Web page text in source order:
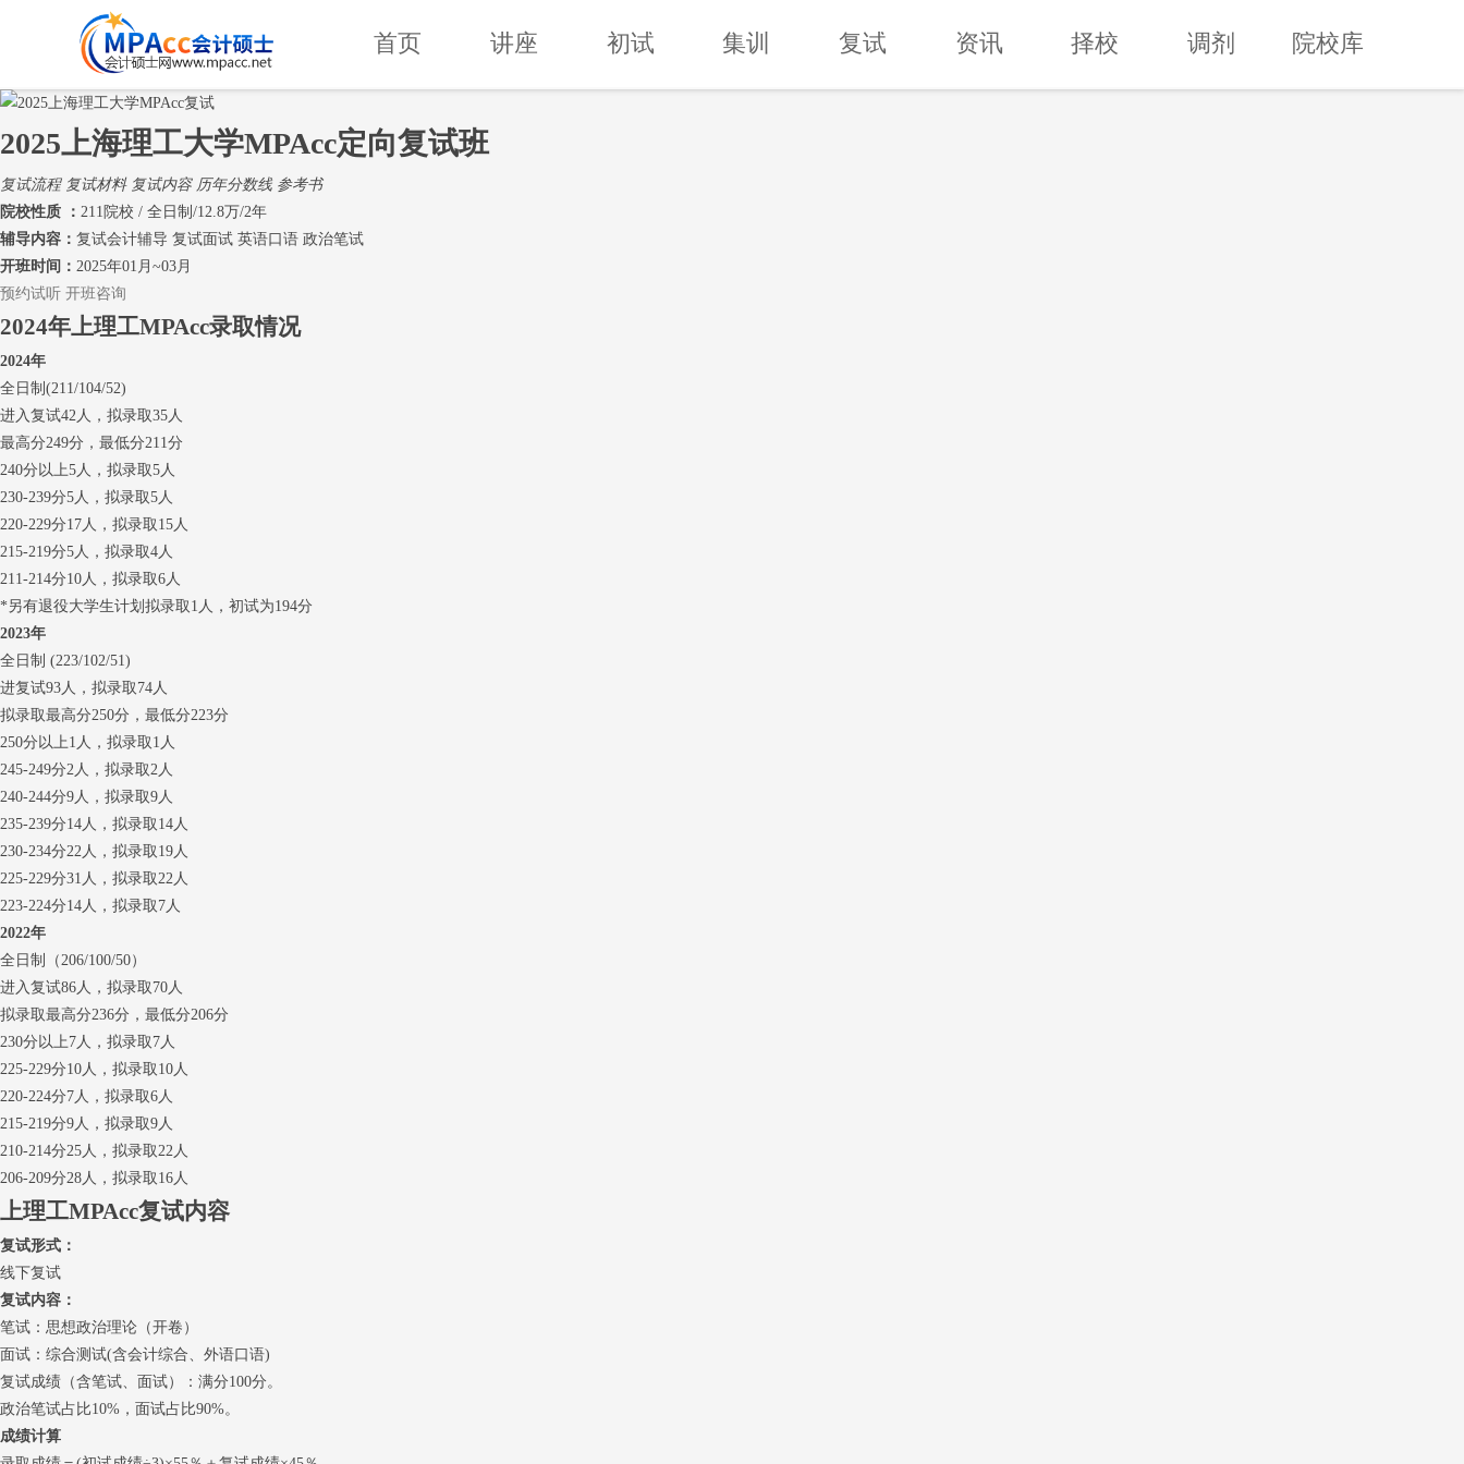
首页 讲座 初试 集训 复试 资讯 择校 调剂 院校库
2025上海理工大学MPAcc定向复试班
复试流程 复试材料 复试内容 历年分数线 参考书
院校性质 ： 211院校 / 全日制/12.8万/2年
辅导内容： 复试会计辅导 复试面试 英语口语 政治笔试
开班时间： 2025年01月~03月
预约试听 开班咨询
2024年上理工MPAcc录取情况
2024年
全日制(211/104/52)
进入复试42人，拟录取35人
最高分249分，最低分211分
240分以上5人，拟录取5人
230-239分5人，拟录取5人
220-229分17人，拟录取15人
215-219分5人，拟录取4人
211-214分10人，拟录取6人
*另有退役大学生计划拟录取1人，初试为194分
2023年
全日制 (223/102/51)
进复试93人，拟录取74人
拟录取最高分250分，最低分223分
250分以上1人，拟录取1人
245-249分2人，拟录取2人
240-244分9人，拟录取9人
235-239分14人，拟录取14人
230-234分22人，拟录取19人
225-229分31人，拟录取22人
223-224分14人，拟录取7人
2022年
全日制（206/100/50）
进入复试86人，拟录取70人
拟录取最高分236分，最低分206分
230分以上7人，拟录取7人
225-229分10人，拟录取10人
220-224分7人，拟录取6人
215-219分9人，拟录取9人
210-214分25人，拟录取22人
206-209分28人，拟录取16人
上理工MPAcc复试内容
复试形式：
线下复试
复试内容：
笔试：思想政治理论（开卷）
面试：综合测试(含会计综合、外语口语)
复试成绩（含笔试、面试）：满分100分。
政治笔试占比10%，面试占比90%。
成绩计算